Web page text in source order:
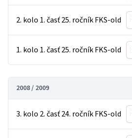
2. kolo 1. časť 25. ročník FKS-old
1. kolo 1. časť 25. ročník FKS-old
2008 / 2009
3. kolo 2. časť 24. ročník FKS-old